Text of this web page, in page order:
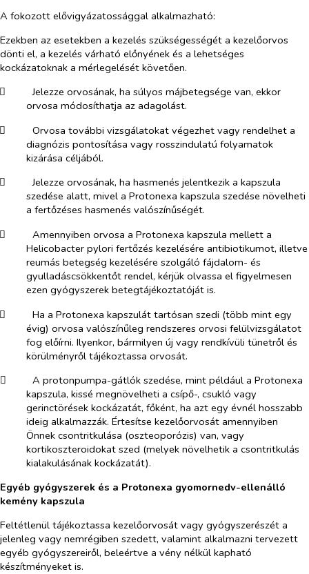
A fokozott elővigyázatossággal alkalmazható:
Ezekben az esetekben a kezelés szükségességét a kezelőorvos
dönti el, a kezelés várható előnyének és a lehetséges
kockázatoknak a mérlegelését követően.
​
Jelezze orvosának, ha súlyos májbetegsége van, ekkor
orvosa módosíthatja az adagolást.
​
Orvosa további vizsgálatokat végezhet vagy rendelhet a
diagnózis pontosítása vagy rosszindulatú folyamatok
kizárása céljából.
​
Jelezze orvosának, ha hasmenés jelentkezik a kapszula
szedése alatt, mivel a Protonexa kapszula szedése növelheti
a fertőzéses hasmenés valószínűségét.
​
Amennyiben orvosa a Protonexa kapszula mellett a
Helicobacter pylori fertőzés kezelésére antibiotikumot, illetve
reumás betegség kezelésére szolgáló fájdalom- és
gyulladáscsökkentőt rendel, kérjük olvassa el figyelmesen
ezen gyógyszerek betegtájékoztatóját is.
​
Ha a Protonexa kapszulát tartósan szedi (több mint egy
évig) orvosa valószínűleg rendszeres orvosi felülvizsgálatot
fog előírni. Ilyenkor, bármilyen új vagy rendkívüli tünetről és
körülményről tájékoztassa orvosát.
​
A protonpumpa-gátlók szedése, mint például a Protonexa
kapszula, kissé megnövelheti a csípő-, csukló vagy
gerinctörések kockázatát, főként, ha azt egy évnél hosszabb
ideig alkalmazzák. Értesítse kezelőorvosát amennyiben
Önnek csontritkulása (oszteoporózis) van, vagy
kortikoszteroidokat szed (melyek növelhetik a csontritkulás
kialakulásának kockázatát).
Egyéb gyógyszerek és a Protonexa gyomornedv-ellenálló
kemény kapszula
Feltétlenül tájékoztassa kezelőorvosát vagy gyógyszerészét a
jelenleg vagy nemrégiben szedett, valamint alkalmazni tervezett
egyéb gyógyszereiről, beleértve a vény nélkül kapható
készítményeket is.